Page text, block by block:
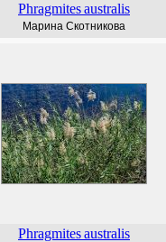
Phragmitesaustralis
Марина Скотникова
Phragmitesaustralis